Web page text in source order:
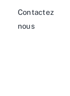
Contactez
nous